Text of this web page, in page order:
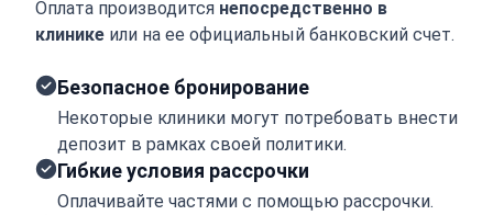
Оплата производится непосредственно в
клинике или на ее официальный банковский счет.
Безопасное бронирование
Некоторые клиники могут потребовать внести
депозит в рамках своей политики.
Гибкие условия рассрочки
Оплачивайте частями с помощью рассрочки.